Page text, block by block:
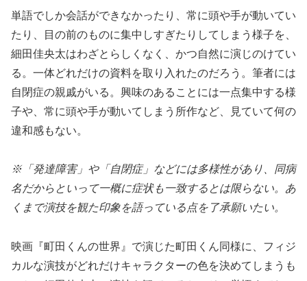
単語でしか会話ができなかったり、常に頭や手が動いてい
たり、目の前のものに集中しすぎたりしてしまう様子を、
細田佳央太はわざとらしくなく、かつ自然に演じのけてい
る。一体どれだけの資料を取り入れたのだろう。筆者には
自閉症の親戚がいる。興味のあることには一点集中する様
子や、常に頭や手が動いてしまう所作など、見ていて何の
違和感もない。
※「発達障害」や「自閉症」などには多様性があり、同病
名だからといって一概に症状も一致するとは限らない。あ
くまで演技を観た印象を語っている点を了承願いたい。
映画『町田くんの世界』で演じた町田くん同様に、フィジ
カルな演技がどれだけキャラクターの色を決めてしまうも